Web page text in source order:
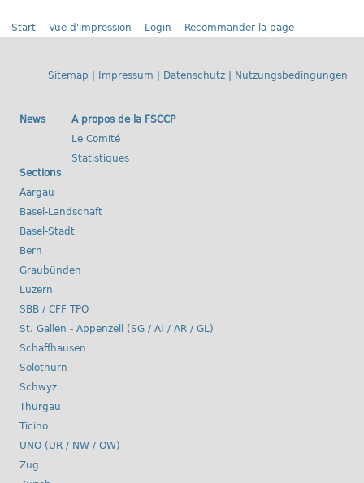
Start Vue d'impression Login Recommander la page
Sitemap Impressum Datenschutz Nutzungsbedingungen
News
A propos de la FSCCP
Le Comité
Statistiques
Sections
Aargau
Basel-Landschaft
Basel-Stadt
Bern
Graubünden
Luzern
SBB / CFF TPO
St. Gallen - Appenzell (SG / AI / AR / GL)
Schaffhausen
Solothurn
Schwyz
Thurgau
Ticino
UNO (UR / NW / OW)
Zug